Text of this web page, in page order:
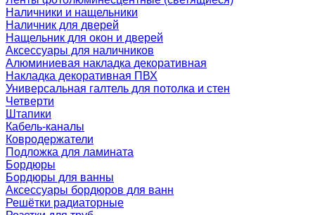
Наличники и нащельники
Наличник для дверей
Нащельник для окон и дверей
Аксессуары для наличников
Алюминиевая накладка декоративная
Накладка декоративная ПВХ
Универсальная галтель для потолка и стен
Четверти
Штапики
Кабель-каналы
Ковродержатели
Подложка для ламината
Бордюры
Бордюры для ванны
Аксессуары бордюров для ванн
Решётки радиаторные